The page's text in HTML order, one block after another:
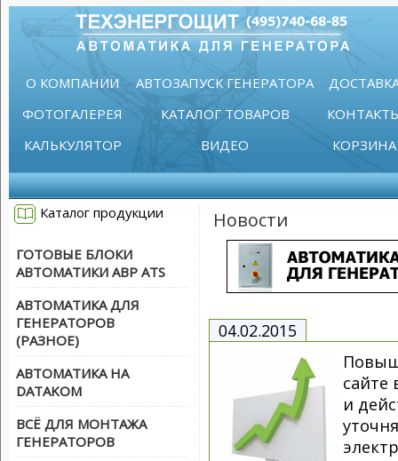
О КОМПАНИИ АВТОЗАПУСК ГЕНЕРАТОРА
ФОТОГАЛЕРЕЯ
КАТАЛОГ ТОВАРОВ
КАЛЬКУЛЯТОР
ВИДЕО КОРЗИНА
Каталог продукции
ГОТОВЫЕ БЛОКИ
АВТОМАТИКИ АВР ATS
АВТОМАТИКА ДЛЯ
ГЕНЕРАТОРОВ
(РАЗНОЕ)
АВТОМАТИКА НА
DATAKOM
ВСЁ ДЛЯ МОНТАЖА
ГЕНЕРАТОРОВ
Новости
04.02.2015
сайте
и